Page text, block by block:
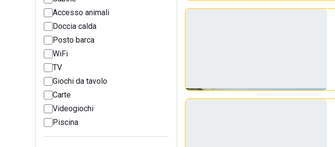
Accesso animali
Doccia calda
Posto barca
WiFi
TV
Giochi da tavolo
Carte
Videogiochi
Piscina